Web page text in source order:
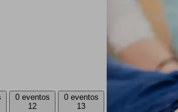
0 eventos
12
0 eventos
13